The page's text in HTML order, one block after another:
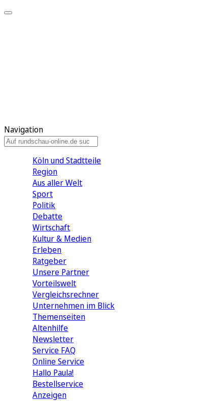
Navigation
Köln und Stadtteile
Region
Aus aller Welt
Sport
Politik
Debatte
Wirtschaft
Kultur & Medien
Erleben
Ratgeber
Unsere Partner
Vorteilswelt
Vergleichsrechner
Unternehmen im Blick
Themenseiten
Altenhilfe
Newsletter
Service FAQ
Online Service
Hallo Paula!
Bestellservice
Anzeigen